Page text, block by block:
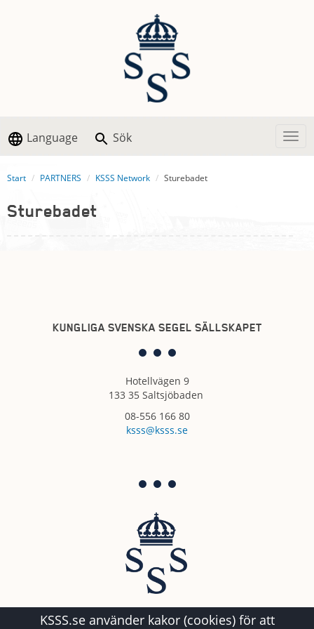
Language Sök
Start PARTNERS KSSS Network Sturebadet
Sturebadet
KSSS.se använder kakor (cookies) för att
KUNGLIGA SVENSKA SEGEL SÄLLSKAPET
Hotellvägen 9
133 35 Saltsjöbaden
08-556 166 80
ksss@ksss.se